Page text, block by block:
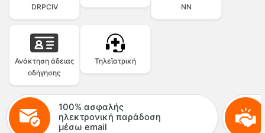
DRPCIV
NN
Ανάκτηση άδειας
οδήγησης
Τηλεϊατρική
100% ασφαλής
ηλεκτρονική παράδοση
μέσω email